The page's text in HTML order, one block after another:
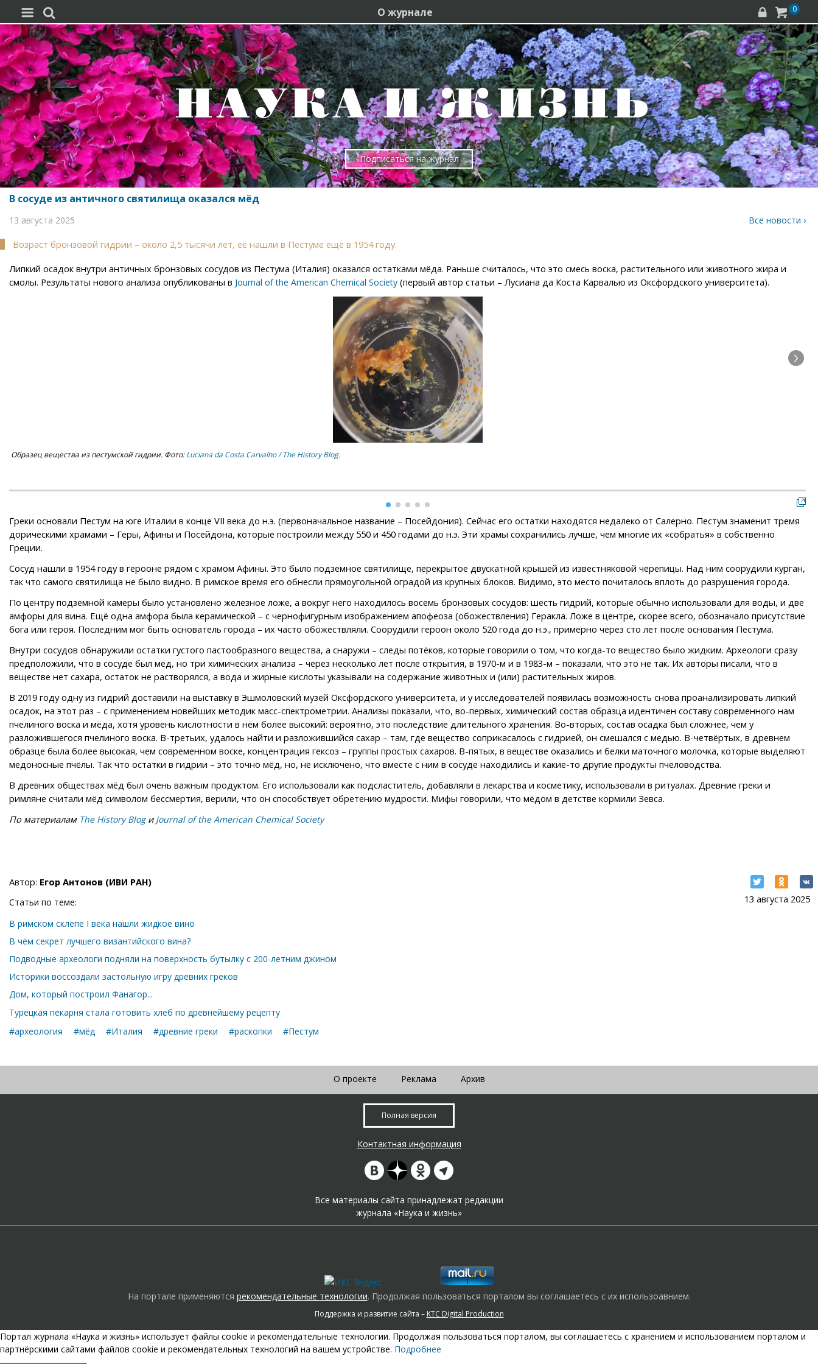
  О журнале   0
Подписаться на журнал
В сосуде из античного святилища оказался мёд
13 августа 2025 Все новости ›
Возраст бронзовой гидрии – около 2,5 тысячи лет, её нашли в Пестуме ещё в 1954 году.
Липкий осадок внутри античных бронзовых сосудов из Пестума (Италия) оказался остатками мёда. Раньше считалось, что это смесь воска, растительного или животного жира и
смолы. Результаты нового анализа опубликованы в Journal of the American Chemical Society (первый автор статьи – Лусиана да Коста Карвалью из Оксфордского университета).
Образец вещества из пестумской гидрии. Фото:Luciana da Costa Carvalho / The History Blog.
Греки основали Пестум на юге Италии в конце VII века до н.э. (первоначальное название – Посейдония). Сейчас его остатки находятся недалеко от Салерно. Пестум знаменит тремя
дорическими храмами – Геры, Афины и Посейдона, которые построили между 550 и 450 годами до н.э. Эти храмы сохранились лучше, чем многие их «собратья» в собственно
Греции.
Сосуд нашли в 1954 году в герооне рядом с храмом Афины. Это было подземное святилище, перекрытое двускатной крышей из известняковой черепицы. Над ним соорудили курган,
так что самого святилища не было видно. В римское время его обнесли прямоугольной оградой из крупных блоков. Видимо, это место почиталось вплоть до разрушения города.
По центру подземной камеры было установлено железное ложе, а вокруг него находилось восемь бронзовых сосудов: шесть гидрий, которые обычно использовали для воды, и две
амфоры для вина. Ещё одна амфора была керамической – с чернофигурным изображением апофеоза (обожествления) Геракла. Ложе в центре, скорее всего, обозначало присутствие
бога или героя. Последним мог быть основатель города – их часто обожествляли. Соорудили героон около 520 года до н.э., примерно через сто лет после основания Пестума.
Внутри сосудов обнаружили остатки густого пастообразного вещества, а снаружи – следы потёков, которые говорили о том, что когда-то вещество было жидким. Археологи сразу
предположили, что в сосуде был мёд, но три химических анализа – через несколько лет после открытия, в 1970-м и в 1983-м – показали, что это не так. Их авторы писали, что в
веществе нет сахара, остаток не растворялся, а вода и жирные кислоты указывали на содержание животных и (или) растительных жиров.
В 2019 году одну из гидрий доставили на выставку в Эшмоловский музей Оксфордского университета, и у исследователей появилась возможность снова проанализировать липкий
осадок, на этот раз – с применением новейших методик масс-спектрометрии. Анализы показали, что, во-первых, химический состав образца идентичен составу современного нам
пчелиного воска и мёда, хотя уровень кислотности в нём более высокий: вероятно, это последствие длительного хранения. Во-вторых, состав осадка был сложнее, чем у
разложившегося пчелиного воска. В-третьих, удалось найти и разложившийся сахар – там, где вещество соприкасалось с гидрией, он смешался с медью. В-четвёртых, в древнем
образце была более высокая, чем современном воске, концентрация гексоз – группы простых сахаров. В-пятых, в веществе оказались и белки маточного молочка, которые выделяют
медоносные пчёлы. Так что остатки в гидрии – это точно мёд, но, не исключено, что вместе с ним в сосуде находились и какие-то другие продукты пчеловодства.
В древних обществах мёд был очень важным продуктом. Его использовали как подсластитель, добавляли в лекарства и косметику, использовали в ритуалах. Древние греки и
римляне считали мёд символом бессмертия, верили, что он способствует обретению мудрости. Мифы говорили, что мёдом в детстве кормили Зевса.
По материалам The History Blogи Journal of the American Chemical Society
13 августа 2025
Автор: Егор Антонов (ИВИ РАН)
Статьи по теме:
В римском склепе I века нашли жидкое вино
В чём секрет лучшего византийского вина?
Подводные археологи подняли на поверхность бутылку с 200-летним джином
Историки воссоздали застольную игру древних греков
Дом, который построил Фанагор...
Турецкая пекарня стала готовить хлеб по древнейшему рецепту
#археология
#мёд #Италия #древние греки #раскопки #Пестум
О проекте Реклама Архив
Полная версия
Контактная информация
Все материалы сайта принадлежат редакции
журнала «Наука и жизнь»
На портале применяются рекомендательные технологии. Продолжая пользоваться порталом вы соглашаетесь с их использоавнием.
Поддержка и развитие сайта – KTC Digital Production
Портал журнала «Наука и жизнь» использует файлы cookie и рекомендательные технологии. Продолжая пользоваться порталом, вы соглашаетесь с хранением и использованием порталом и
партнёрскими сайтами файлов cookie и рекомендательных технологий на вашем устройстве. Подробнее